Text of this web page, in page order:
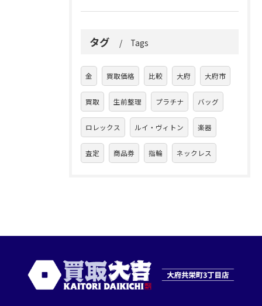
タグ Tags
金 買取価格 比較 大府 大府市
買取 生前整理 プラチナ バッグ
ロレックス ルイ・ヴィトン 楽器
査定 商品券 指輪 ネックレス